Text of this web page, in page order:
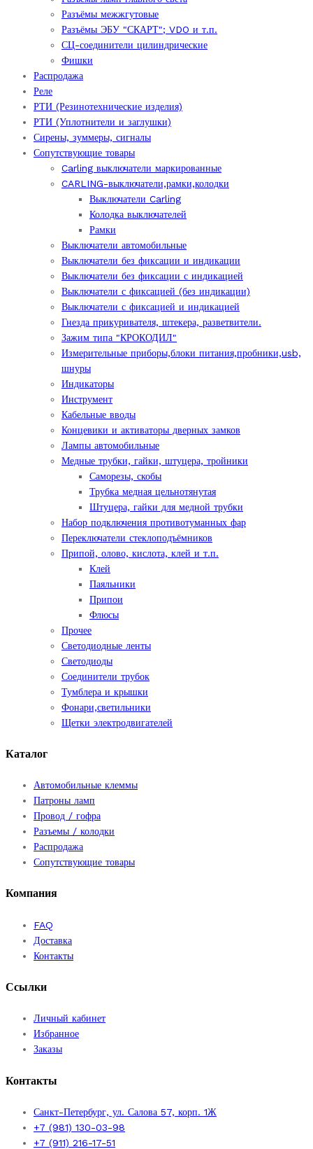
Разъёмы межжгутовые
Разъёмы ЭБУ "СКАРТ"; VDO и т.п.
СЦ-соединители цилиндрические
Фишки
Распродажа
Реле
РТИ (Резинотехнические изделия)
РТИ (Уплотнители и заглушки)
Сирены, зуммеры, сигналы
Сопутствующие товары
Carling выключатели маркированные
CARLING-выключатели,рамки,колодки
Выключатели Carling
Колодка выключателей
Рамки
Выключатели автомобильные
Выключатели без фиксации и индикации
Выключатели без фиксации с индикацией
Выключатели с фиксацией (без индикации)
Выключатели с фиксацией и индикацией
Гнезда прикуривателя, штекера, разветвители.
Зажим типа "КРОКОДИЛ"
Измерительные приборы,блоки питания,пробники,usb,
шнуры
Индикаторы
Инструмент
Кабельные вводы
Концевики и активаторы дверных замков
Лампы автомобильные
Медные трубки, гайки, штуцера, тройники
Саморезы, скобы
Трубка медная цельнотянутая
Штуцера, гайки для медной трубки
Набор подключения противотуманных фар
Переключатели стеклоподъёмников
Припой, олово, кислота, клей и т.п.
Клей
Паяльники
Припои
Флюсы
Прочее
Светодиодные ленты
Светодиоды
Соединители трубок
Тумблера и крышки
Фонари,светильники
Щетки электродвигателей
Каталог
Автомобильные клеммы
Патроны ламп
Провод / гофра
Разъемы / колодки
Распродажа
Сопутствующие товары
Компания
FAQ
Доставка
Контакты
Ссылки
Личный кабинет
Избранное
Заказы
Контакты
Санкт-Петербург, ул. Салова 57, корп. 1Ж
+7 (981) 130-03-98
+7 (911) 216-17-51